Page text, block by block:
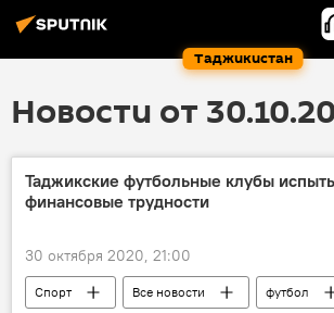
Таджикистан
Новости от
Таджикские футбольные клубы
финансовые трудности
30 октября 2020, 21:00
Спорт Все новости
футбол